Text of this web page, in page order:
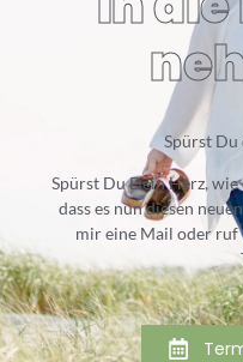
Spürst Du
Spürst Du Dein Herz, wie
dass es nun diesen
mir eine Mail oder ruf